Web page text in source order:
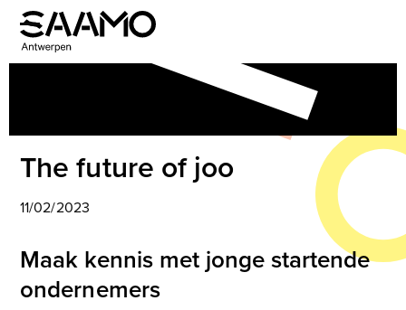
Skip
content
Open
mobile
Close
mobile
The future of joo
11/02/2023
Maak kennis met jonge startende
ondernemers